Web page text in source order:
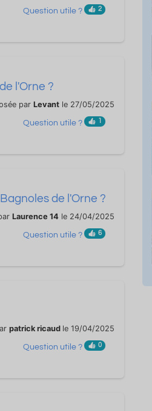
Question utile ? 2
l'Orne ?
par Levant le 27/05/2025
Question utile ? 1
de l'Orne ?
Laurence 14 le 24/04/2025
Question utile ? 6
patrick ricaud le 19/04/2025
Question utile ? 0